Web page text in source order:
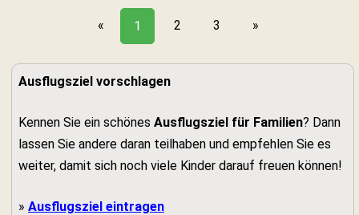
« 1 2 3 »
Ausflugsziel vorschlagen
Kennen Sie ein schönes Ausflugsziel für Familien? Dann
lassen Sie andere daran teilhaben und empfehlen Sie es
weiter, damit sich noch viele Kinder darauf freuen können!
» Ausflugsziel eintragen